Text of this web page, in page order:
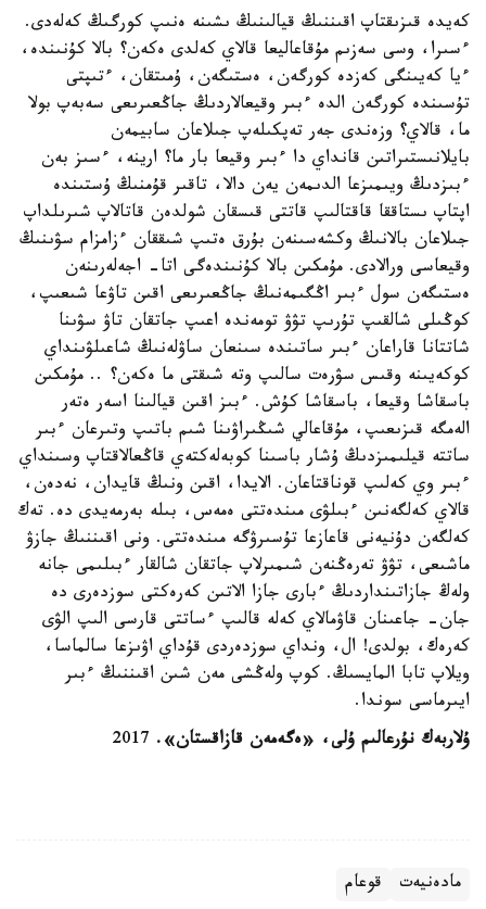
كەيدە قىزىقتاپ اقىننىڭ قيالىنىڭ ىشىنە ەنىپ كورگىڭ كەلەدى.
ءسىرا، وسى سەزىم مۇقاعاليعا قالاي كەلدى ەكەن؟ بالا كۇنىندە،
ءيا كەيىنگى كەزدە كورگەن، ەستىگەن، ۇمىتقان، ءتىپتى
تۇسىندە كورگەن الدە ءبىر وقيعالاردىڭ جاڭعىرىعى سەبەپ بولا
ما، قالاي؟ وزەندى جەر تەپكىلەپ جىلاعان سابيمەن
بايلانىستىراتىن قانداي دا ءبىر وقيعا بار ما؟ ارينە، ءسىز بەن
ءبىزدىڭ ويىمىزعا الدىمەن يەن دالا، تاقىر قۇمنىڭ ۇستىندە
اپتاپ ىستاققا قاقتالىپ قاتتى قىسقان شولدەن قاتالاپ شىرىلداپ
جىلاعان بالانىڭ وكشەسىنەن بۇرق ەتىپ شىققان ءزامزام سۋىنىڭ
وقيعاسى ورالادى. مۇمكىن بالا كۇنىندەگى اتا- اجەلەرىنەن
ەستىگەن سول ءبىر اڭگىمەنىڭ جاڭعىرىعى اقىن تاۋعا شىعىپ،
كوڭىلى شالقىپ تۇرىپ تۋۋ تومەندە اعىپ جاتقان تاۋ سۋىنا
شاتتانا قاراعان ءبىر ساتىندە سىنعان ساۋلەنىڭ شاعىلۋىنداي
كوكەيىنە وقىس سۋرەت سالىپ وتە شىقتى ما ەكەن؟ .. مۇمكىن
باسقاشا وقيعا، باسقاشا كۇش. ءبىز اقىن قيالىنا اسەر ەتەر
الەمگە قىزىعىپ، مۇقاعالي شىڭىراۋىنا شىم باتىپ وتىرعان ءبىر
ساتتە قيلىمىزدىڭ ۇشار باسىنا كوبەلەكتەي قاڭعالاقتاپ وسىنداي
ءبىر وي كەلىپ قوناقتاعان. الايدا، اقىن ونىڭ قايدان، نەدەن،
قالاي كەلگەنىن ءبىلۋى مىندەتتى ەمەس، بىلە بەرمەيدى دە. تەك
كەلگەن دۇنيەنى قاعازعا تۇسىرۋگە مىندەتتى. ونى اقىننىڭ جازۋ
ماشىعى، تۋۋ تەرەڭنەن شىمىرلاپ جاتقان شالقار ءبىلىمى جانە
ولەڭ جازاتىنداردىڭ ءبارى جازا الاتىن كەرەكتى سوزدەرى دە
جان- جاعىنان قاۋمالاي كەلە قالىپ ءساتتى قارسى الىپ الۋى
كەرەك، بولدى! ال، ونداي سوزدەردى قۇداي اۋىزعا سالماسا،
ويلاپ تابا المايسىڭ. كوپ ولەڭشى مەن شىن اقىننىڭ ءبىر
ايىرماسى سوندا.
ۇلاربەك نۇرعالىم ۇلى، «ەگەمەن قازاقستان». 2017
مادەنيەت قوعام